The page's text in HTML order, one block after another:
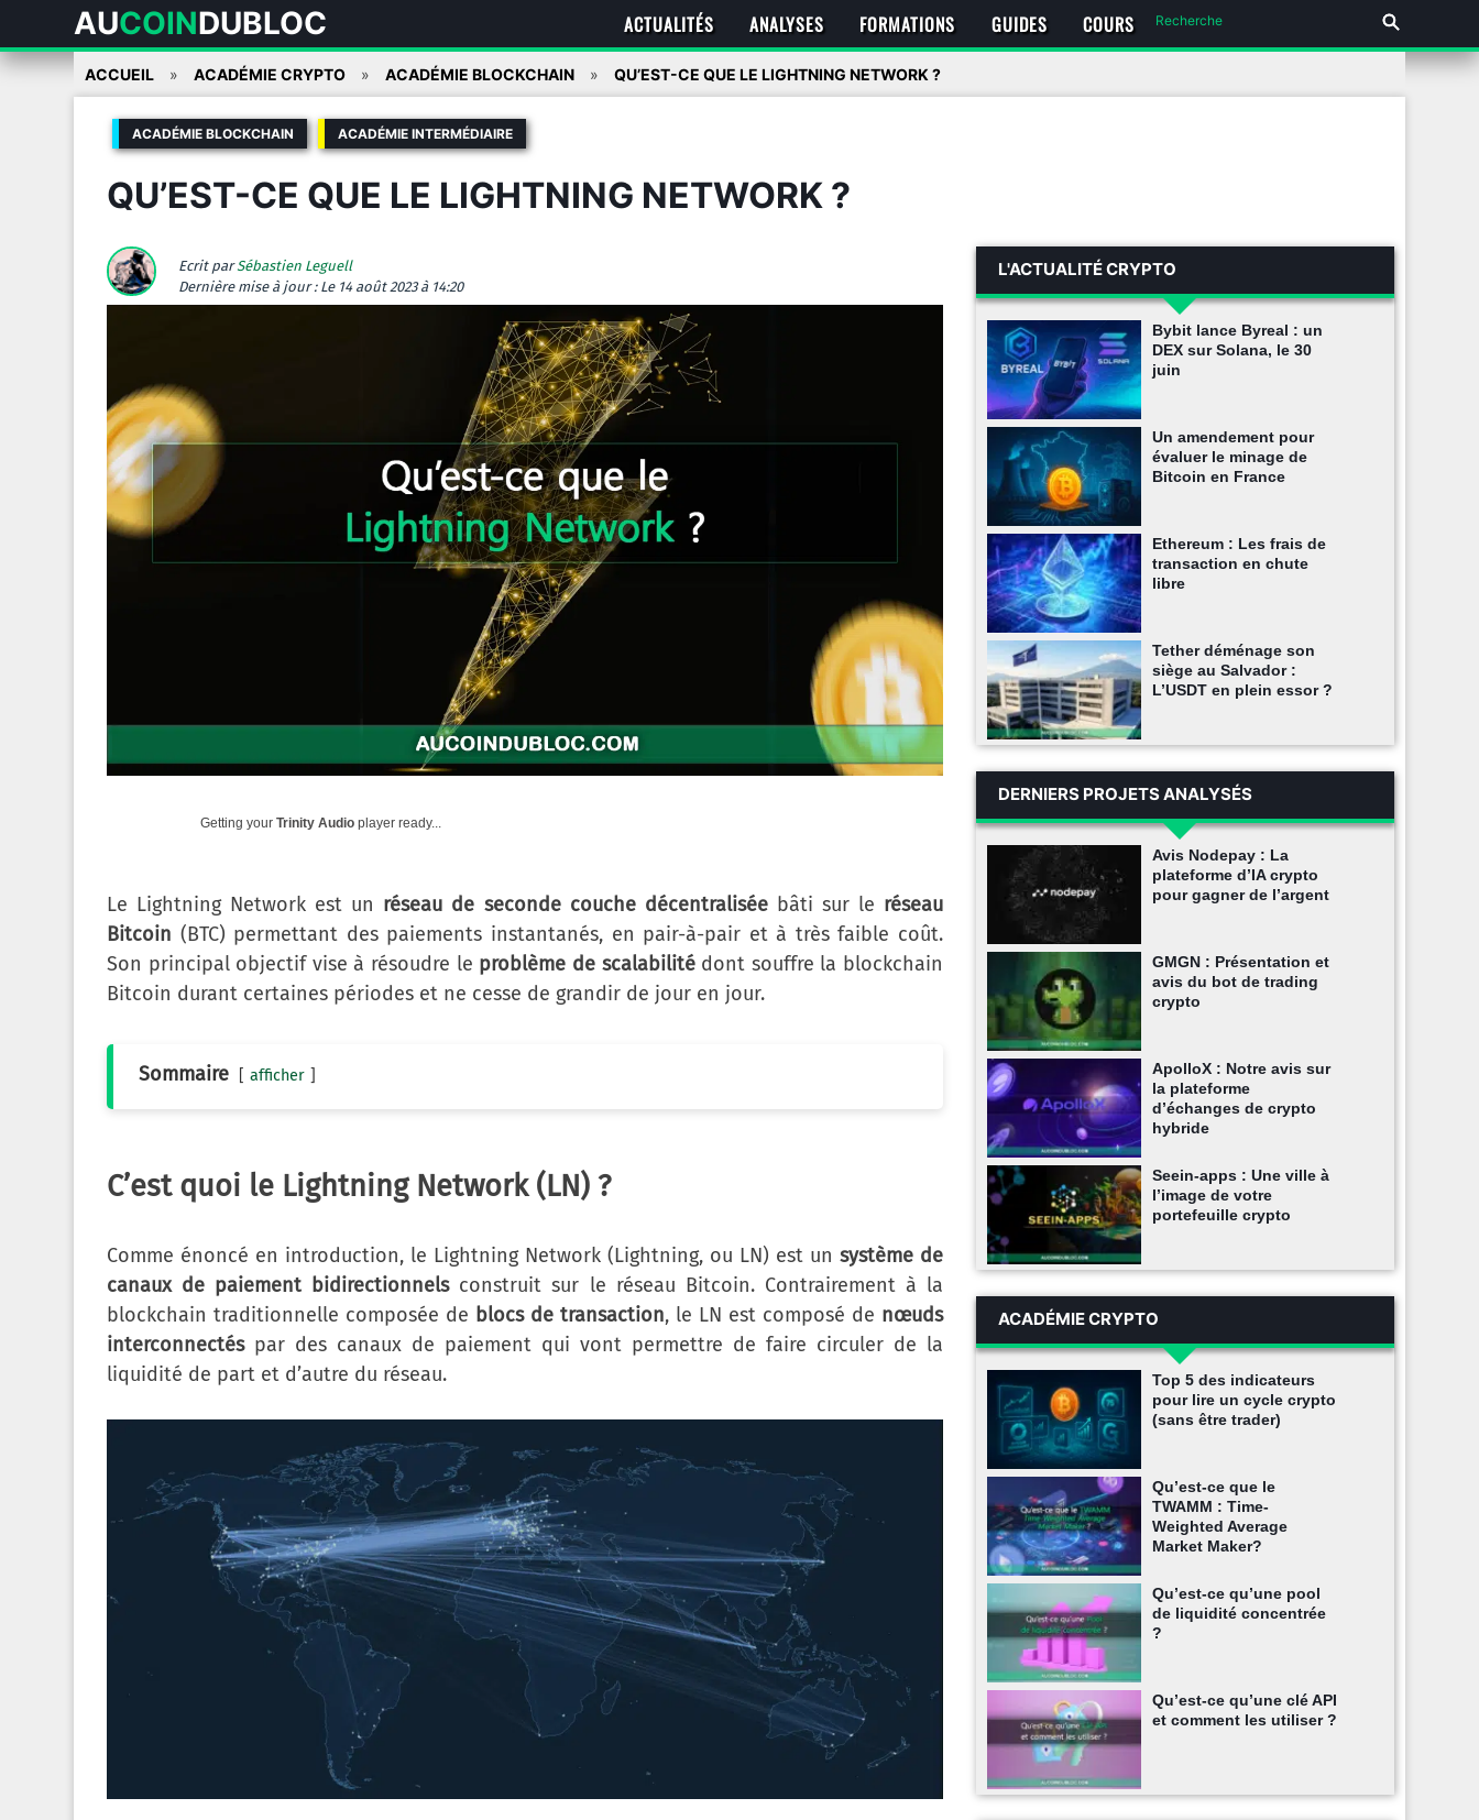
AUCOINDUBLOC ACTUALITÉS ANALYSES FORMATIONS GUIDES COURS
Skip
ACCUEIL ACADÉMIE CRYPTO ACADÉMIE BLOCKCHAIN QU’EST-CE QUE LE LIGHTNING NETWORK ?
ACADÉMIE BLOCKCHAIN ACADÉMIE INTERMÉDIAIRE
QU’EST-CE QUE LE LIGHTNING NETWORK ?
Ecrit parSébastien Leguell
Dernière mise à jour : Le 14 août 2023 à 14:20
Getting your Trinity Audio player ready...
Le Lightning Network est un réseau de seconde couche décentraliséebâti sur le réseau
Bitcoin (BTC) permettant des paiements instantanés, en pair-à-pair et à très faible coût.
Son principal objectif vise à résoudre le problème de scalabilitédont souffre la blockchain
Bitcoin durant certaines périodes et ne cesse de grandir de jour en jour.
Sommaire afficher
C’est quoi le Lightning Network (LN) ?
Comme énoncé en introduction, le Lightning Network (Lightning, ou LN) est un système de
canaux de paiement bidirectionnels construit sur le réseau Bitcoin. Contrairement à la
blockchain traditionnelle composée de blocs de transaction, le LN est composé de nœuds
interconnectéspar des canaux de paiement qui vont permettre de faire circuler de la
liquidité de part et d’autre du réseau.
L'ACTUALITÉ CRYPTO
Bybit lance Byreal : un
DEX sur Solana, le 30
juin
Un amendement pour
évaluer le minage de
Bitcoin en France
Ethereum : Les frais de
transaction en chute
libre
Tether déménage son
siège au Salvador :
L’USDT en plein essor ?
DERNIERS PROJETS ANALYSÉS
Avis Nodepay : La
plateforme d’IA crypto
pour gagner de l’argent
GMGN : Présentation et
avis du bot de trading
crypto
ApolloX : Notre avis sur
la plateforme
d’échanges de crypto
hybride
Seein-apps : Une ville à
l’image de votre
portefeuille crypto
ACADÉMIE CRYPTO
Top 5 des indicateurs
pour lire un cycle crypto
(sans être trader)
Qu’est-ce que le
TWAMM : Time-
Weighted Average
Market Maker?
Qu’est-ce qu’une pool
de liquidité concentrée
?
Qu’est-ce qu’une clé API
et comment les utiliser ?